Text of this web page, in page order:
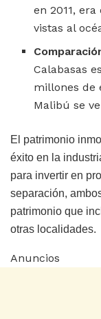
en 2011,
vistas al
Calabasas
millones de
Malibú se
El patrimonio
éxito en la
para invertir en
separación,
patrimonio que
otras localidades.
Anuncios